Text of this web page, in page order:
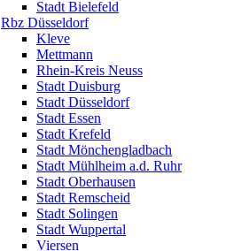
Stadt Bielefeld
Rbz Düsseldorf
Kleve
Mettmann
Rhein-Kreis Neuss
Stadt Duisburg
Stadt Düsseldorf
Stadt Essen
Stadt Krefeld
Stadt Mönchengladbach
Stadt Mühlheim a.d. Ruhr
Stadt Oberhausen
Stadt Remscheid
Stadt Solingen
Stadt Wuppertal
Viersen